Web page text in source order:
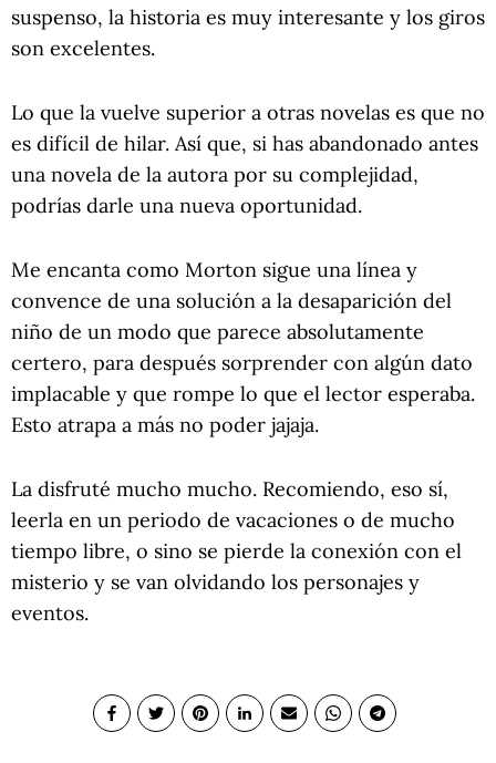
suspenso, la historia es muy interesante y los giros
son excelentes.
Lo que la vuelve superior a otras novelas es que no
es difícil de hilar. Así que, si has abandonado antes
una novela de la autora por su complejidad,
podrías darle una nueva oportunidad.
Me encanta como Morton sigue una línea y
convence de una solución a la desaparición del
niño de un modo que parece absolutamente
certero, para después sorprender con algún dato
implacable y que rompe lo que el lector esperaba.
Esto atrapa a más no poder jajaja.
La disfruté mucho mucho. Recomiendo, eso sí,
leerla en un periodo de vacaciones o de mucho
tiempo libre, o sino se pierde la conexión con el
misterio y se van olvidando los personajes y
eventos.